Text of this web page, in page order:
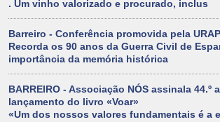
. Um vinho valorizado e procurado, inclus
Barreiro - Conferência promovida pela URAP
Recorda os 90 anos da Guerra Civil de
importância da memória histórica
BARREIRO - Associação NÓS assinala 44.º
lançamento do livro «Voar»
«Um dos nossos valores fundamentais é a